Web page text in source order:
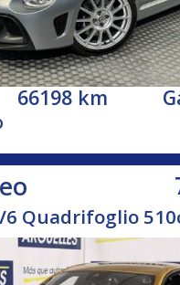
66198 km
Quadrifoglio